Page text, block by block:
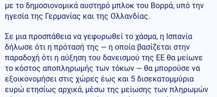
με το δημοσιονομικά αυστηρό μπλοκ του Βορρά, υπό την
ηγεσία της Γερμανίας και της Ολλανδίας.
Σε μια προσπάθεια να γεφυρωθεί το χάσμα, η Ισπανία
δήλωσε ότι η πρότασή της — η οποία βασίζεται στην
παραδοχή ότι η αύξηση του δανεισμού της ΕΕ θα μείωνε
το κόστος αποπληρωμής των τόκων — θα μπορούσε να
εξοικονομήσει στις χώρες έως και 5 δισεκατομμύρια
ευρώ ετησίως αρχικά, μέσω της μείωσης των πληρωμών